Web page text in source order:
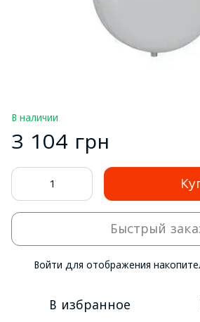
В наличии
3 104 грн
Быстрый
Войти для отображения
В избранное